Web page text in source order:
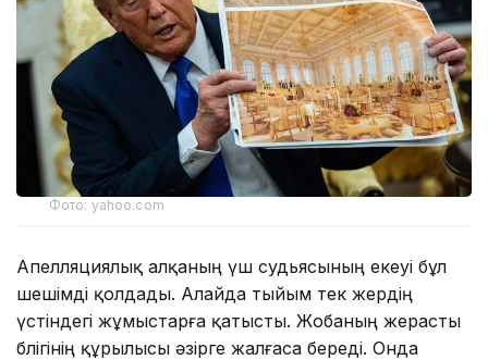
Фото: yahoo.com
Апелляциялық алқаның үш судьясының екеуі бұл
шешімді қолдады. Алайда тыйым тек жердің
үстіндегі жұмыстарға қатысты. Жобаның жерасты
бөлігінің құрылысы әзірге жалғаса береді. Онда